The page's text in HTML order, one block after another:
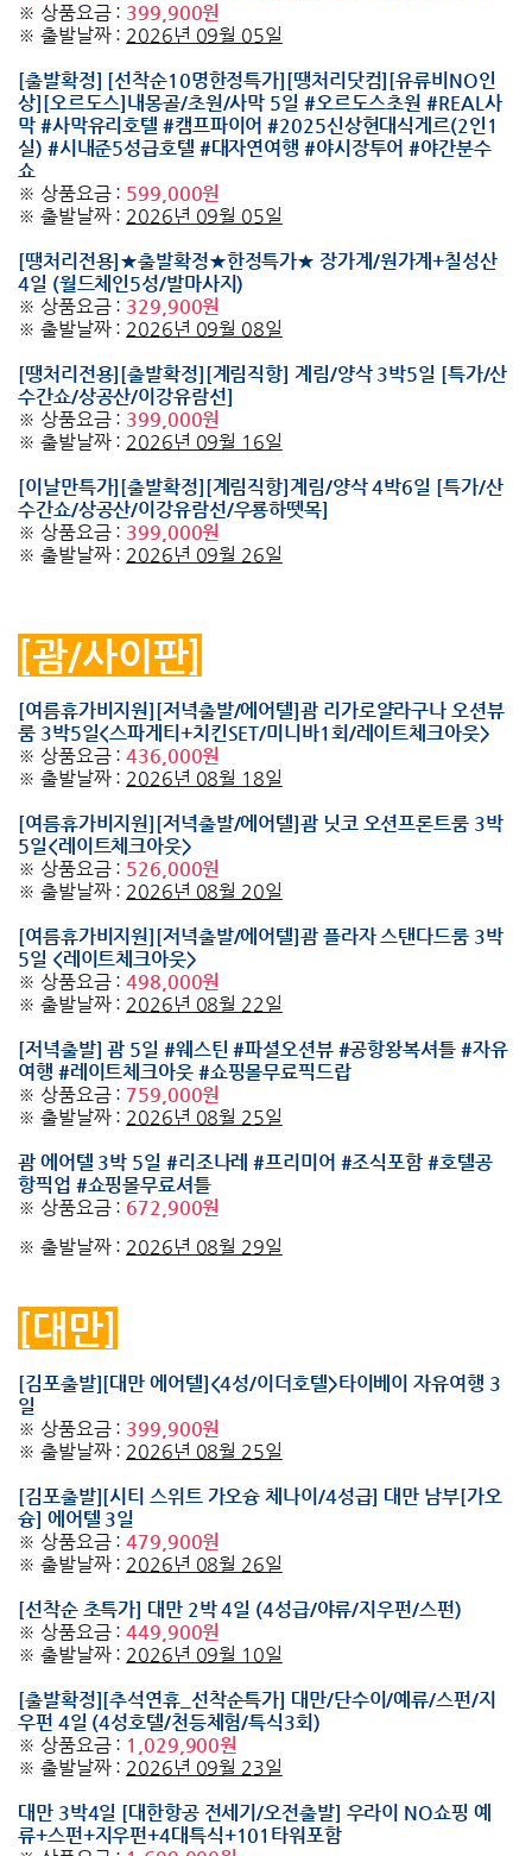
※ 상품요금 : 399,900원
※ 출발날짜 : 2026년 09월 05일
[출발확정] [선착순10명한정특가][땡처리닷컴][유류비NO인
상][오르도스]내몽골/초원/사막 5일 #오르도스초원 #REAL사
막 #사막유리호텔 #캠프파이어 #2025신상현대식게르(2인1
실) #시내준5성급호텔 #대자연여행 #야시장투어 #야간분수
쇼
※ 상품요금 : 599,000원
※ 출발날짜 : 2026년 09월 05일
[땡처리전용]★출발확정★한정특가★ 장가계/원가계+칠성산
4일 (월드체인5성/발마사지)
※ 상품요금 : 329,900원
※ 출발날짜 : 2026년 09월 08일
[땡처리전용][출발확정][계림직항] 계림/양삭 3박5일 [특가/산
수간쇼/상공산/이강유람선]
※ 상품요금 : 399,000원
※ 출발날짜 : 2026년 09월 16일
[이날만특가][출발확정][계림직항]계림/양삭 4박6일 [특가/산
수간쇼/상공산/이강유람선/우룡하뗏목]
※ 상품요금 : 399,000원
※ 출발날짜 : 2026년 09월 26일
[괌/사이판]
[여름휴가비지원][저녁출발/에어텔]괌 리가로얄라구나 오션뷰
룸 3박5일<스파게티+치킨SET/미니바1회/레이트체크아웃>
※ 상품요금 :436,000원
※ 출발날짜 : 2026년 08월 18일
[여름휴가비지원][저녁출발/에어텔]괌 닛코 오션프론트룸 3박
5일<레이트체크아웃>
※ 상품요금 : 526,000원
※ 출발날짜 : 2026년 08월 20일
[여름휴가비지원][저녁출발/에어텔]괌 플라자 스탠다드룸 3박
5일 <레이트체크아웃>
※ 상품요금 :498,000원
※ 출발날짜 : 2026년 08월 22일
[저녁출발] 괌 5일 #웨스틴 #파셜오션뷰 #공항왕복셔틀 #자유
여행 #레이트체크아웃 #쇼핑몰무료픽드랍
※ 상품요금 : 759,000원
※ 출발날짜 : 2026년 08월 25일
괌 에어텔 3박 5일 #리조나레 #프리미어 #조식포함 #호텔공
항픽업 #쇼핑몰무료셔틀
※ 상품요금 : 672,900원
※ 출발날짜 : 2026년 08월 29일
[대만]
[김포출발][대만 에어텔]<4성/이더호텔>타이베이 자유여행 3
일
※ 상품요금 : 399,900원
※ 출발날짜 : 2026년 08월 25일
[김포출발][시티 스위트 가오슝 체나이/4성급] 대만 남부[가오
슝] 에어텔 3일
※ 상품요금 :479,900원
※ 출발날짜 : 2026년 08월 26일
[선착순 초특가] 대만 2박 4일 (4성급/야류/지우펀/스펀)
※ 상품요금 :449,900원
※ 출발날짜 : 2026년 09월 10일
[출발확정][추석연휴_선착순특가] 대만/단수이/예류/스펀/지
우펀 4일 (4성호텔/천등체험/특식3회)
※ 상품요금 : 1,029,900원
※ 출발날짜 : 2026년 09월 23일
대만 3박4일 [대한항공 전세기/오전출발] 우라이 NO쇼핑 예
류+스펀+지우펀+4대특식+101타워포함